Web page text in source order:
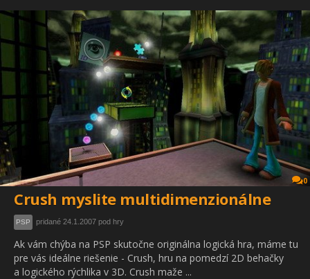
0
Crush myslite multidimenzionálne
PSP pridané 24.1.2007 pod hry
Ak vám chýba na PSP skutočne originálna logická hra, máme tu
pre vás ideálne riešenie - Crush, hru na pomedzí 2D behačky
a logického rýchlika v 3D. Crush maže ...